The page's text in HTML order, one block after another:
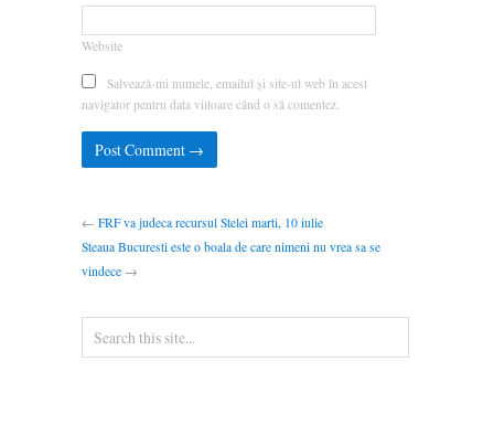
Website
Salvează-mi numele, emailul și site-ul web în acest
navigator pentru data viitoare când o să comentez.
← FRF va judeca recursul Stelei marti, 10 iulie
Steaua Bucuresti este o boala de care nimeni nu vrea sa se
vindece →